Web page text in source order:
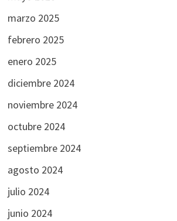
marzo 2025
febrero 2025
enero 2025
diciembre 2024
noviembre 2024
octubre 2024
septiembre 2024
agosto 2024
julio 2024
junio 2024